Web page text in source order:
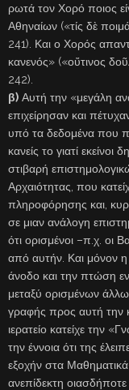
ρωτά τον Χορό ποιος
Αθηναίων («τίς δὲ
241). Και ο Χορός
κανενός» («οὔτινος
242).
β) Αυτή την «μεγάλη
επιχείρησαν και
υπό τα δεδομένα που
κανείς το γιατί
στιβαρή
Αρχαιότητας, που
πληροφόρησης και,
σε μιαν ανάλογη
ότι ορισμένοι –π.χ. οι
από αυτήν. Και μόνον
άνοδο και την πτώση
μεταξύ ορισμένων
γραφής προς αυτή την
ιερατείο κατείχε την
την έννοια ότι της
εξοχήν στα
ανεπίδεκτη